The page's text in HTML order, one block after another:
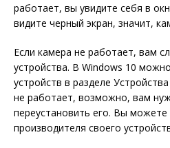
работает, вы увидите себя в
видите черный экран, значит,
Если камера не работает, вам
устройства. В Windows 10
устройств в разделе
не работает, возможно, вам
переустановить его. Вы можете
производителя своего